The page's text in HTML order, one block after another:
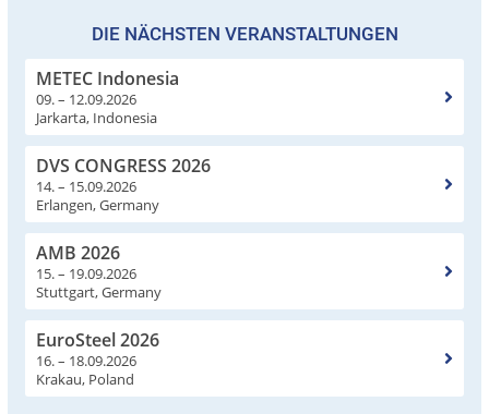
DIE NÄCHSTEN VERANSTALTUNGEN
METEC Indonesia
09. – 12.09.2026
Jarkarta, Indonesia
DVS CONGRESS 2026
14. – 15.09.2026
Erlangen, Germany
AMB 2026
15. – 19.09.2026
Stuttgart, Germany
EuroSteel 2026
16. – 18.09.2026
Krakau, Poland